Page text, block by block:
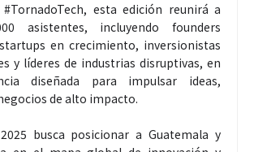
esta edición reunirá a
asistentes, incluyendo founders
en crecimiento, inversionistas
y líderes de industrias disruptivas, en
diseñada para impulsar ideas,
de alto impacto.
busca posicionar a Guatemala y